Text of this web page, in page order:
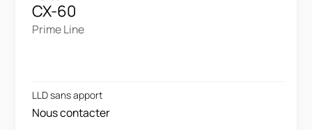
CX-60
Prime Line
LLD sans apport
Nous contacter